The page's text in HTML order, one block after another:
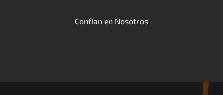
Confían en Nosotros